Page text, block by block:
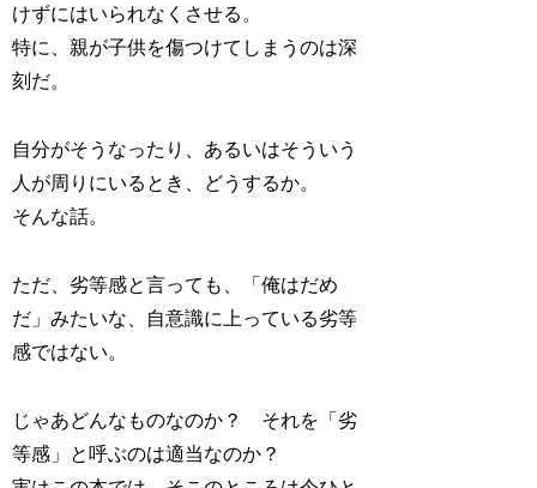
けずにはいられなくさせる。
特に、親が子供を傷つけてしまうのは深
刻だ。
自分がそうなったり、あるいはそういう
人が周りにいるとき、どうするか。
そんな話。
ただ、劣等感と言っても、「俺はだめ
だ」みたいな、自意識に上っている劣等
感ではない。
じゃあどんなものなのか？ それを「劣
等感」と呼ぶのは適当なのか？